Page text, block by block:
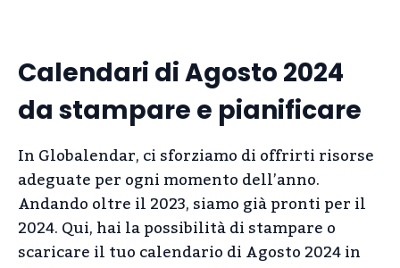
Calendari di Agosto 2024
da stampare e pianificare
In Globalendar, ci sforziamo di offrirti risorse
adeguate per ogni momento dell’anno.
Andando oltre il 2023, siamo già pronti per il
2024. Qui, hai la possibilità di stampare o
scaricare il tuo calendario di Agosto 2024 in